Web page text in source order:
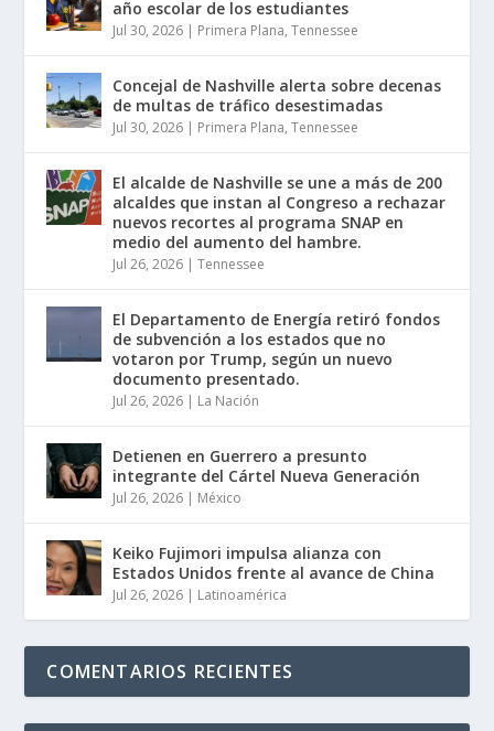
año escolar de los estudiantes
Jul 30, 2026 | Primera Plana,Tennessee
Concejal de Nashville alerta sobre decenas
de multas de tráfico desestimadas
Jul 30, 2026 | Primera Plana,Tennessee
El alcalde de Nashville se une a más de 200
alcaldes que instan al Congreso a rechazar
nuevos recortes al programa SNAP en
medio del aumento del hambre.
Jul 26, 2026 |Tennessee
El Departamento de Energía retiró fondos
de subvención a los estados que no
votaron por Trump, según un nuevo
documento presentado.
Jul 26, 2026 | La Nación
Detienen en Guerrero a presunto
integrante del Cártel Nueva Generación
Jul 26, 2026 | México
Keiko Fujimori impulsa alianza con
Estados Unidos frente al avance de China
Jul 26, 2026 | Latinoamérica
COMENTARIOS RECIENTES